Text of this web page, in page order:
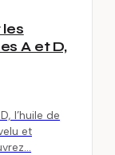
A et D,
l’huile de
et